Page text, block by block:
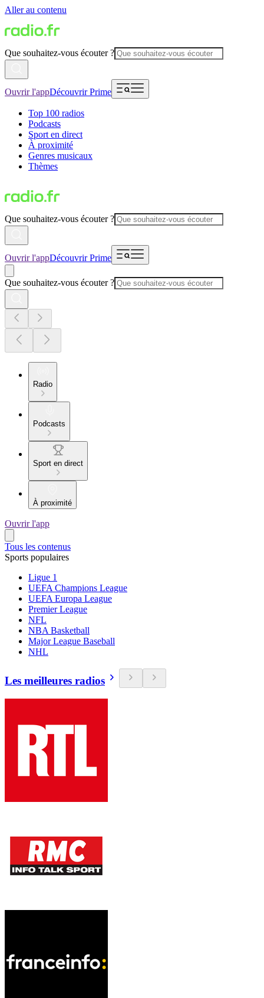
Aller au contenu
Que souhaitez-vous écouter ?
Ouvrir l'appDécouvrir Prime
Top 100 radios
Podcasts
Sport en direct
À proximité
Genres musicaux
Thèmes
Que souhaitez-vous écouter ?
Ouvrir l'appDécouvrir Prime
Que souhaitez-vous écouter ?
Radio
Podcasts
Sport en direct
À proximité
Ouvrir l'app
Tous les contenus
Sports populaires
Ligue 1
UEFA Champions League
UEFA Europa League
Premier League
NFL
NBA Basketball
Major League Baseball
NHL
Les meilleures radios